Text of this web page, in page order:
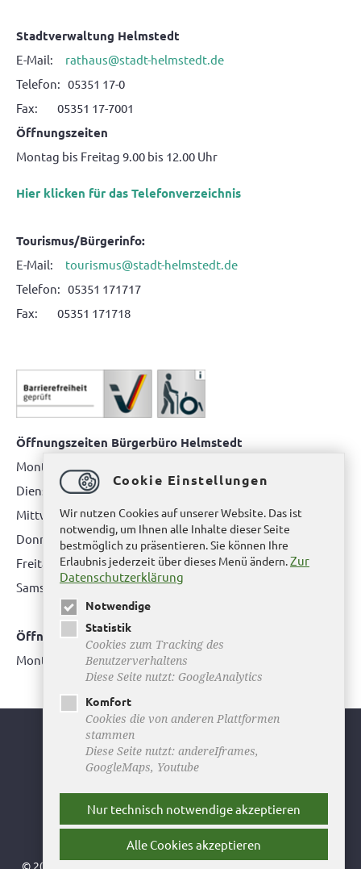
Stadtverwaltung Helmstedt
E-Mail: rathaus@stadt-helmstedt.de
Telefon: 05351 17-0
Fax: 05351 17-7001
Öffnungszeiten
Montag bis Freitag 9.00 bis 12.00 Uhr
Hier klicken für das Telefonverzeichnis
Tourismus/Bürgerinfo:
E-Mail: tourismus@stadt-helmstedt.de
Telefon: 05351 171717
Fax: 05351 171718
Öffnungszeiten Bürgerbüro Helmstedt
Montag: 08.00 bis 12.00 Uhr
Dienstag: 08.00 bis 12.00 Uhr & 15.00 Uhr bis 17.00 Uhr
Mittwoch: nur nach Terminvereinbarung
Donnerstag: 08.00 bis 12.00 Uhr & 14.00 Uhr bis 16.00 Uhr
Freitag: nur nach Terminvereinbarung
Samstag:bitte hier klicken
Öffnungszeiten Bürgerbüro Büddenstedt
Montag: 14:00 bis 16:00 Uhr
Youtube
Facebook
Instagram
Newsletter
© 2026 Stadt Helmstedt ǀ
Cookie Einstellungen
Wir nutzen Cookies auf unserer Website. Das ist
notwendig, um Ihnen alle Inhalte dieser Seite
bestmöglich zu präsentieren. Sie können Ihre
Erlaubnis jederzeit über dieses Menü ändern.Zur
Datenschutzerklärung
Notwendige
Statistik
Cookies zum Tracking des
Benutzerverhaltens
Diese Seite nutzt: GoogleAnalytics
Komfort
Cookies die von anderen Plattformen
stammen
Diese Seite nutzt: andereIframes,
GoogleMaps, Youtube
Nur technisch notwendige akzeptieren
Alle Cookies akzeptieren